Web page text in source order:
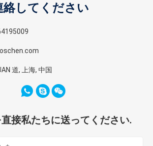
絡してください
道, 上海, 中国
接私たちに送ってください.